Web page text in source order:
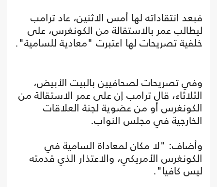
فبعد انتقاداته لها أمس الاثنين، عاد ترامب
ليطالب عمر بالاستقالة من الكونغرس، على
خلفية تصريحات لها اعتبرت "معادية للسامية".
وفي تصريحات لصحافيين بالبيت الأبيض،
الثلاثاء، قال ترامب إن على عمر الاستقالة من
الكونغرس أو من عضوية لجنة العلاقات
الخارجية في مجلس النواب.
وأضاف: "لا مكان لمعاداة السامية في
الكونغرس الأمريكي، والاعتذار الذي قدمته
ليس كافيا".